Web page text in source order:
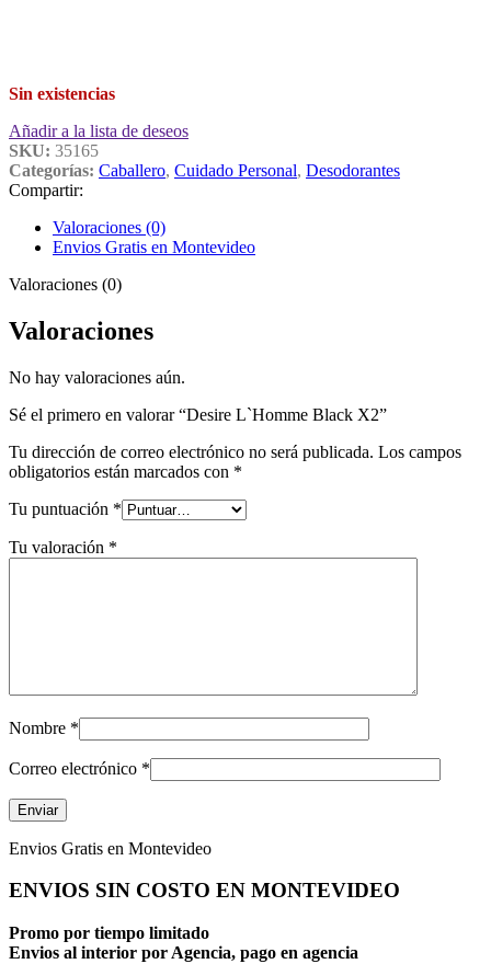
Sin existencias
Añadir a la lista de deseos
SKU: 35165
Categorías: Caballero, Cuidado Personal, Desodorantes
Compartir:
Valoraciones (0)
Envios Gratis en Montevideo
Valoraciones (0)
Valoraciones
No hay valoraciones aún.
Sé el primero en valorar “Desire L`Homme Black X2”
Tu dirección de correo electrónico no será publicada. Los campos
obligatorios están marcados con *
Tu puntuación *
Tu valoración *
Nombre *
Correo electrónico *
Envios Gratis en Montevideo
ENVIOS SIN COSTO EN MONTEVIDEO
Promo por tiempo limitado
Envios al interior por Agencia, pago en agencia